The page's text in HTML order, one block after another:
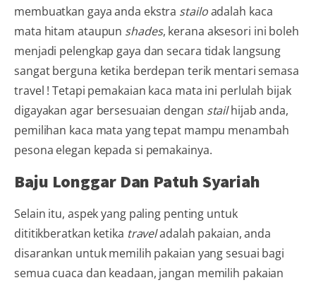
membuatkan gaya anda ekstra stailoadalah kaca
mata hitam ataupun shades, kerana aksesori ini boleh
menjadi pelengkap gaya dan secara tidak langsung
sangat berguna ketika berdepan terik mentari semasa
travel ! Tetapi pemakaian kaca mata ini perlulah bijak
digayakan agar bersesuaian dengan stailhijab anda,
pemilihan kaca mata yang tepat mampu menambah
pesona elegan kepada si pemakainya.
Baju Longgar Dan Patuh Syariah
Selain itu, aspek yang paling penting untuk
dititikberatkan ketika traveladalah pakaian, anda
disarankan untuk memilih pakaian yang sesuai bagi
semua cuaca dan keadaan, jangan memilih pakaian